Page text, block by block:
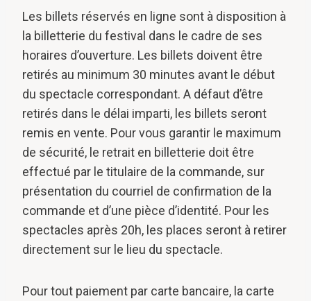
Les billets réservés en ligne sont à disposition à
la billetterie du festival dans le cadre de ses
horaires d’ouverture. Les billets doivent être
retirés au minimum 30 minutes avant le début
du spectacle correspondant. A défaut d’être
retirés dans le délai imparti, les billets seront
remis en vente. Pour vous garantir le maximum
de sécurité, le retrait en billetterie doit être
effectué par le titulaire de la commande, sur
présentation du courriel de confirmation de la
commande et d’une pièce d’identité. Pour les
spectacles après 20h, les places seront à retirer
directement sur le lieu du spectacle.
Pour tout paiement par carte bancaire, la carte